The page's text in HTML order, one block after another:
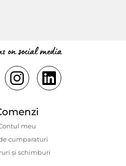
on social media
meu
cumparaturi
și schimburi